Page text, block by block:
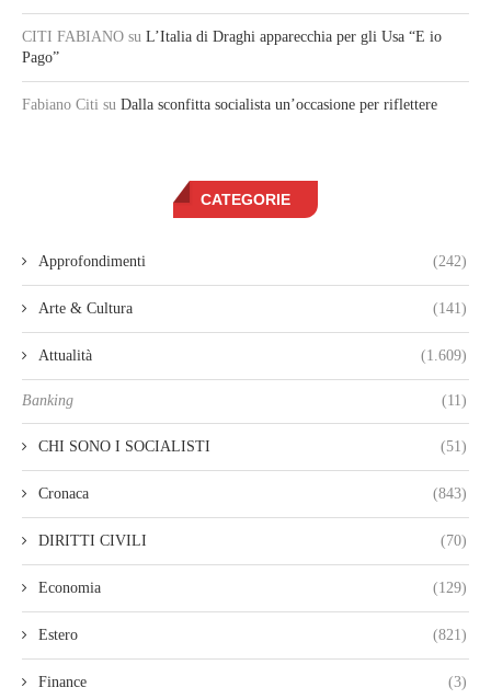
CITI FABIANO su L’Italia di Draghi apparecchia per gli Usa “E io
Pago”
Fabiano Citi su Dalla sconfitta socialista un’occasione per riflettere
CATEGORIE
Approfondimenti (242)
Arte & Cultura (141)
Attualità (1.609)
Banking (11)
CHI SONO I SOCIALISTI (51)
Cronaca (843)
DIRITTI CIVILI (70)
Economia (129)
Estero (821)
Finance (3)